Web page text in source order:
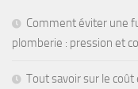
Comment éviter une
plomberie : pression et
Tout savoir sur le coût